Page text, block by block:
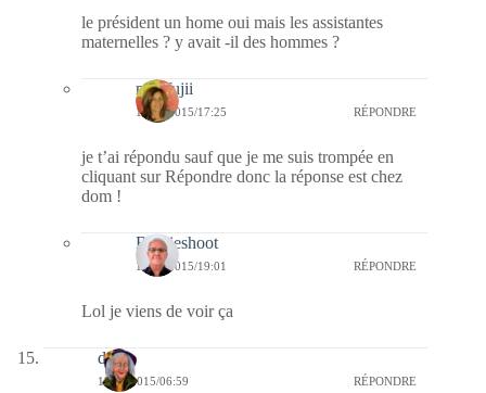
le président un home oui mais les assistantes
maternelles ? y avait -il des hommes ?
missfujii
13/05/2015/17:25 RÉPONDRE
je t’ai répondu sauf que je me suis trompée en
cliquant sur Répondre donc la réponse est chez
dom !
Bernieshoot
13/05/2015/19:01 RÉPONDRE
Lol je viens de voir ça
dom
12/05/2015/06:59 RÉPONDRE